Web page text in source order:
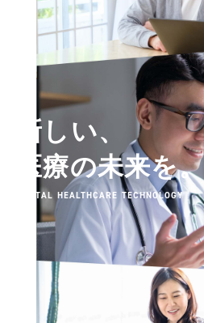
新しい、
医療の未来を。
DIGITAL HEALTHCARE TECHNOLOGY